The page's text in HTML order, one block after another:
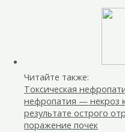
Читайте также:
Токсическая
нефропатия — некроз
результате острого
поражение почек